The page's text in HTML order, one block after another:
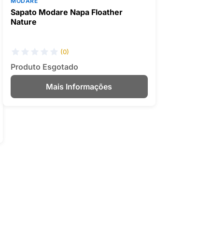
Sapato Modare Napa Floather
Nature
(0)
Produto Esgotado
Mais Informações